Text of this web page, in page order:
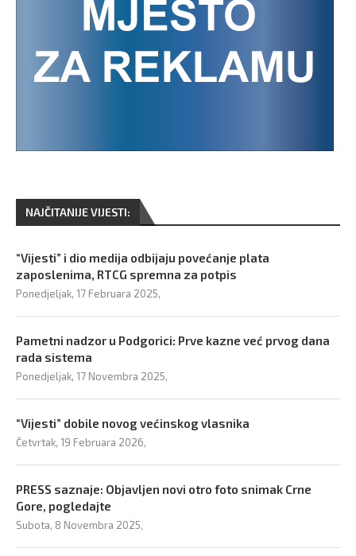
NAJČITANIJE VIJESTI:
“Vijesti” i dio medija odbijaju povećanje plata
zaposlenima, RTCG spremna za potpis
Ponedjeljak, 17 Februara 2025,
Pametni nadzor u Podgorici: Prve kazne već prvog dana
rada sistema
Ponedjeljak, 17 Novembra 2025,
“Vijesti” dobile novog većinskog vlasnika
Četvrtak, 19 Februara 2026,
PRESS saznaje: Objavljen novi otro foto snimak Crne
Gore, pogledajte
Subota, 8 Novembra 2025,